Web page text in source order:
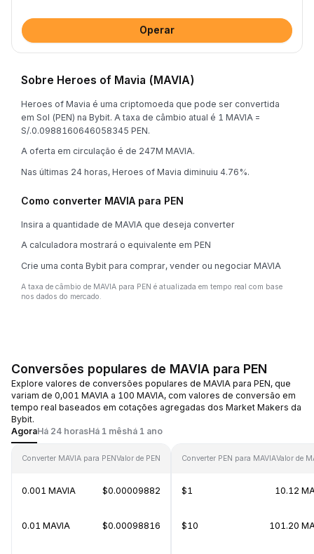
Operar
Sobre Heroes of Mavia (MAVIA)
Heroes of Mavia é uma criptomoeda que pode ser convertida
em Sol (PEN) na Bybit. A taxa de câmbio atual é 1 MAVIA =
S/.0.0988160646058345 PEN.
A oferta em circulação é de 247M MAVIA.
Nas últimas 24 horas, Heroes of Mavia diminuiu 4.76%.
Como converter MAVIA para PEN
Insira a quantidade de MAVIA que deseja converter
A calculadora mostrará o equivalente em PEN
Crie uma conta Bybit para comprar, vender ou negociar MAVIA
A taxa de câmbio de MAVIA para PEN é atualizada em tempo real com base
nos dados do mercado.
Conversões populares de MAVIA para PEN
Explore valores de conversões populares de MAVIA para PEN, que
variam de 0,001 MAVIA a 100 MAVIA, com valores de conversão em
tempo real baseados em cotações agregadas dos Market Makers da
Bybit.
AgoraHá 24 horasHá 1 mêshá 1 ano
Converter MAVIA para PENValor de PEN
0.001 MAVIA $0.00009882
0.01 MAVIA $0.00098816
Converter PEN para MAVIAValor de
$1 10.12
$10 101.20